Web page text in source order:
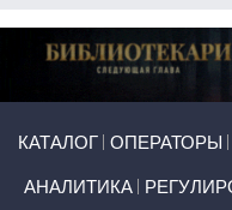
КАТАЛОГ ОПЕРАТОРЫ
АНАЛИТИКА